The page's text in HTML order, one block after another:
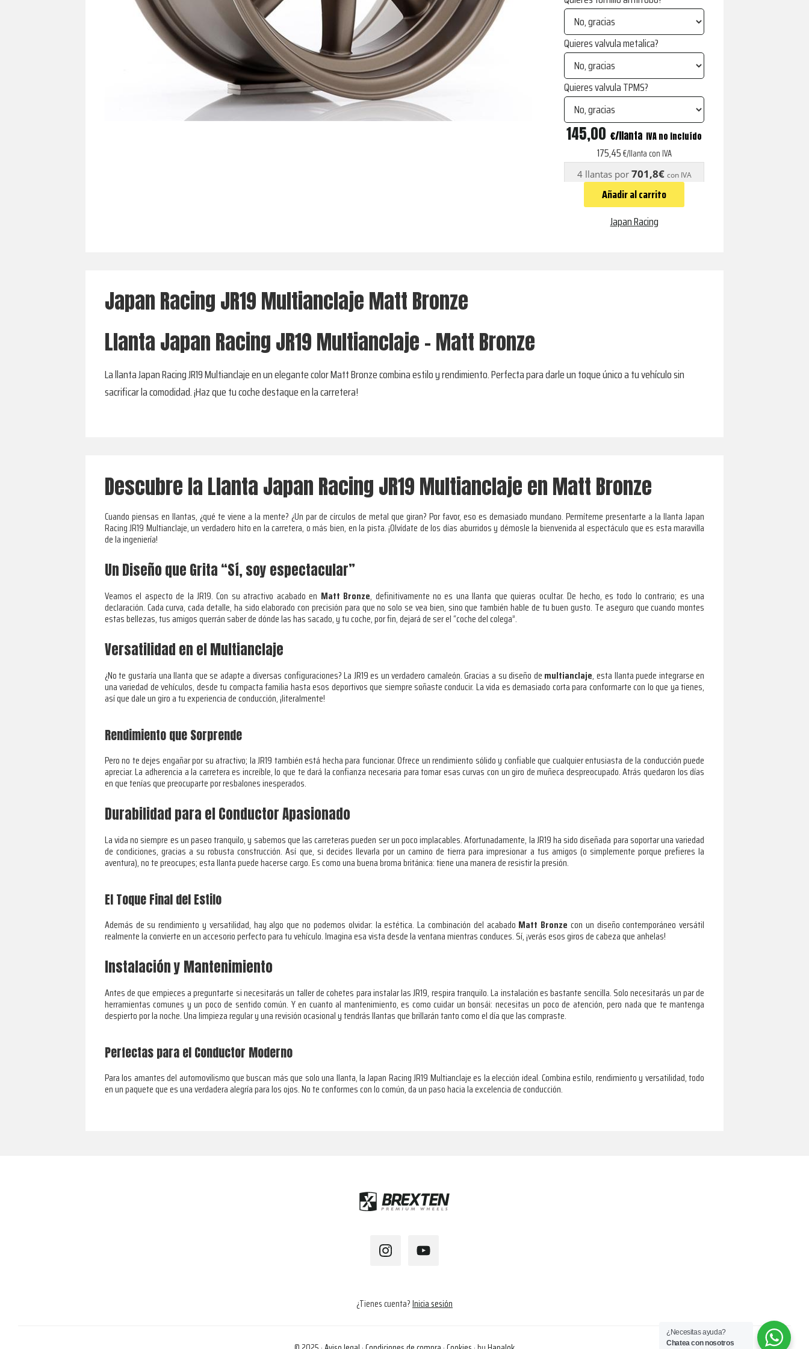
Quieres valvula metalica?
Quieres valvula TPMS?
JR19
Multianclaje
Matt
Bronze
145,00 € IVA no incluído
175,45€/llanta con IVA
4 llantas por 701,8€ con IVA
Añadir al carrito
Japan Racing
Japan Racing JR19 Multianclaje Matt Bronze
Llanta Japan Racing JR19 Multianclaje - Matt Bronze
La llanta Japan Racing JR19 Multianclaje en un elegante color Matt Bronze combina estilo y rendimiento. Perfecta para darle un toque único a tu vehículo sin
sacrificar la comodidad. ¡Haz que tu coche destaque en la carretera!
Descubre la Llanta Japan Racing JR19 Multianclaje en Matt Bronze
Cuando piensas en llantas, ¿qué te viene a la mente? ¿Un par de círculos de metal que giran? Por favor, eso es demasiado mundano. Permíteme presentarte a la llanta Japan
Racing JR19 Multianclaje, un verdadero hito en la carretera, o más bien, en la pista. ¡Olvídate de los días aburridos y démosle la bienvenida al espectáculo que es esta maravilla
de la ingeniería!
Un Diseño que Grita “Sí, soy espectacular”
Veamos el aspecto de la JR19. Con su atractivo acabado en Matt Bronze, definitivamente no es una llanta que quieras ocultar. De hecho, es todo lo contrario; es una
declaración. Cada curva, cada detalle, ha sido elaborado con precisión para que no solo se vea bien, sino que también hable de tu buen gusto. Te aseguro que cuando montes
estas bellezas, tus amigos querrán saber de dónde las has sacado, y tu coche, por fin, dejará de ser el “coche del colega”.
Versatilidad en el Multianclaje
¿No te gustaría una llanta que se adapte a diversas configuraciones? La JR19 es un verdadero camaleón. Gracias a su diseño de multianclaje, esta llanta puede integrarse en
una variedad de vehículos, desde tu compacta familia hasta esos deportivos que siempre soñaste conducir. La vida es demasiado corta para conformarte con lo que ya tienes,
así que dale un giro a tu experiencia de conducción, ¡literalmente!
Rendimiento que Sorprende
Pero no te dejes engañar por su atractivo; la JR19 también está hecha para funcionar. Ofrece un rendimiento sólido y confiable que cualquier entusiasta de la conducción puede
apreciar. La adherencia a la carretera es increíble, lo que te dará la confianza necesaria para tomar esas curvas con un giro de muñeca despreocupado. Atrás quedaron los días
en que tenías que preocuparte por resbalones inesperados.
Durabilidad para el Conductor Apasionado
La vida no siempre es un paseo tranquilo, y sabemos que las carreteras pueden ser un poco implacables. Afortunadamente, la JR19 ha sido diseñada para soportar una variedad
de condiciones, gracias a su robusta construcción. Así que, si decides llevarla por un camino de tierra para impresionar a tus amigos (o simplemente porque prefieres la
aventura), no te preocupes; esta llanta puede hacerse cargo. Es como una buena broma británica: tiene una manera de resistir la presión.
El Toque Final del Estilo
Además de su rendimiento y versatilidad, hay algo que no podemos olvidar: la estética. La combinación del acabado Matt Bronze con un diseño contemporáneo versátil
realmente la convierte en un accesorio perfecto para tu vehículo. Imagina esa vista desde la ventana mientras conduces. Sí, ¡verás esos giros de cabeza que anhelas!
Instalación y Mantenimiento
Antes de que empieces a preguntarte si necesitarás un taller de cohetes para instalar las JR19, respira tranquilo. La instalación es bastante sencilla. Solo necesitarás un par de
herramientas comunes y un poco de sentido común. Y en cuanto al mantenimiento, es como cuidar un bonsái: necesitas un poco de atención, pero nada que te mantenga
despierto por la noche. Una limpieza regular y una revisión ocasional y tendrás llantas que brillarán tanto como el día que las compraste.
Perfectas para el Conductor Moderno
Para los amantes del automovilismo que buscan más que solo una llanta, la Japan Racing JR19 Multianclaje es la elección ideal. Combina estilo, rendimiento y versatilidad, todo
en un paquete que es una verdadera alegría para los ojos. No te conformes con lo común, da un paso hacia la excelencia de conducción.
¿Tienes cuenta?Inicia sesión
¿Necesitas ayuda?
Chatea con nosotros